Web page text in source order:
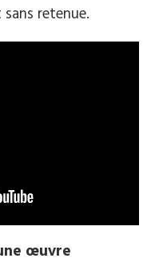
retenue.
œuvre